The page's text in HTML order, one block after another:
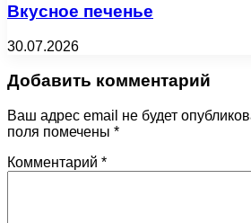
Вкусное печенье
30.07.2026
Добавить комментарий
Ваш адрес email не будет
поля помечены *
Комментарий *